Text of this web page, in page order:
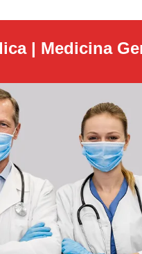
| Medicina